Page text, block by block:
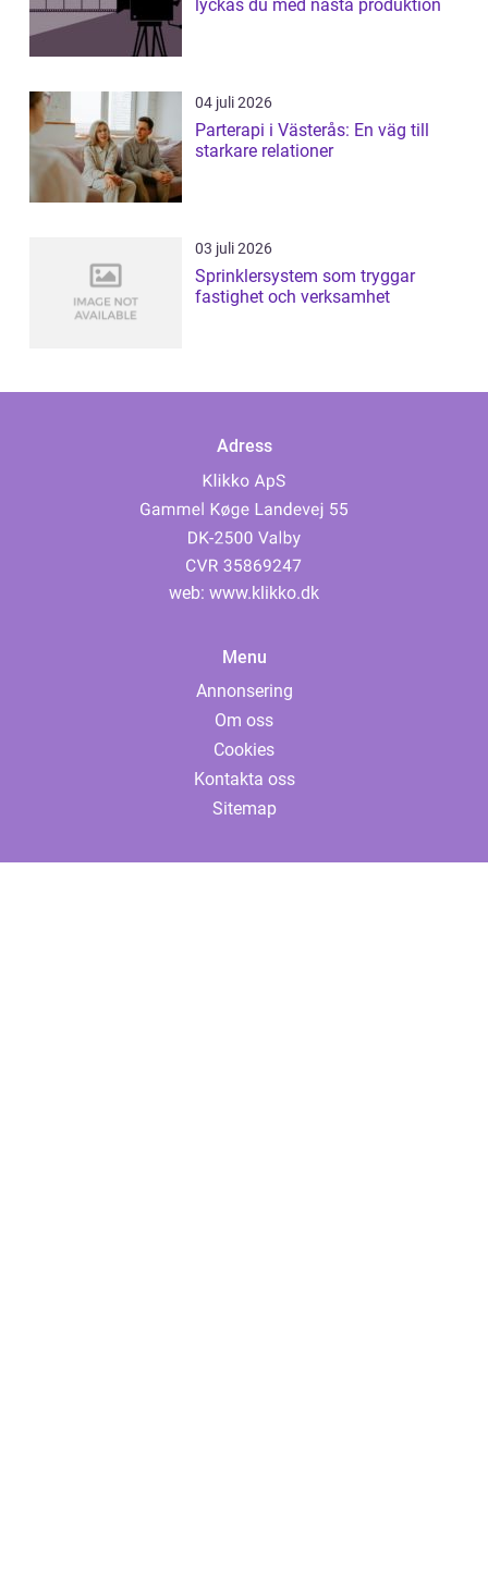
lyckas du med nästa produktion
04 juli 2026
Parterapi i Västerås: En väg till
starkare relationer
03 juli 2026
Sprinklersystem som tryggar
fastighet och verksamhet
Adress
web: www.klikko.dk
Menu
Annonsering
Om oss
Cookies
Kontakta oss
Sitemap